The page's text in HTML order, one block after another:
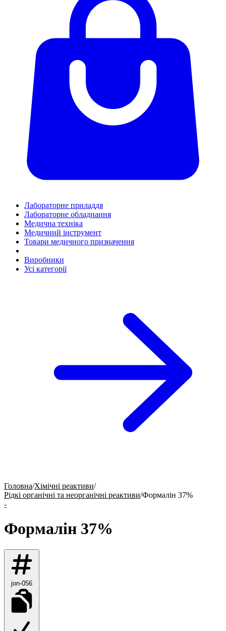
Лабораторне приладдя
Лабораторне обладнання
Медична техніка
Медичний інструмент
Товари медичного призначення
Виробники
Усі категорії
Головна/Хімічні реактиви/
Рідкі органічні та неорганічні реактиви/Формалін 37%
-
Формалін 37%
jon-056